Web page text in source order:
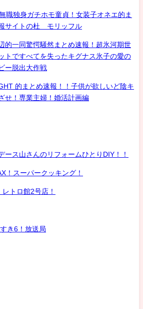
独身ガチホモ童貞！女装子オネエ的ま
サイトの杜 モリッフル
的一同驚愕騒然まとめ速報！超氷河期世
トですべてを失ったキグナス氷子の愛の
ー脱出大作戦
的まとめ速報！！子供が欲しいど陰キ
せ！専業主婦！婚活計画編
ース山さんのリフォームひとりDIY！！
！スーパークッキング！
トロ館2号店！
き6！放送局